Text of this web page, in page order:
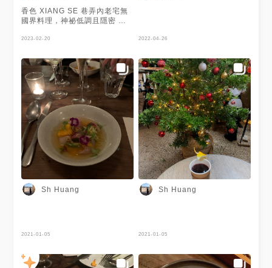
香色 XIANG SE 巷弄內老宅無
國界料理，神祕低調且隱密 套
客很嫩好吃必點
2023-02-20 2022-04-26
Sh Huang
2021-01-05
Sh Huang
2021-01-05